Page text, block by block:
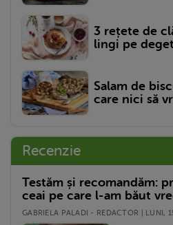
3 rețete de
lingi pe
Salam de
care nici să
Recenzie
Testăm și recomandăm:
ceai pe care l-am băut
GABRIELA PALADI - REDACTOR | LUNI,